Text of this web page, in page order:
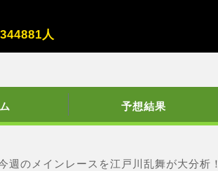
344881人
予想結果
週のメインレースを江戸川乱舞が大分析！